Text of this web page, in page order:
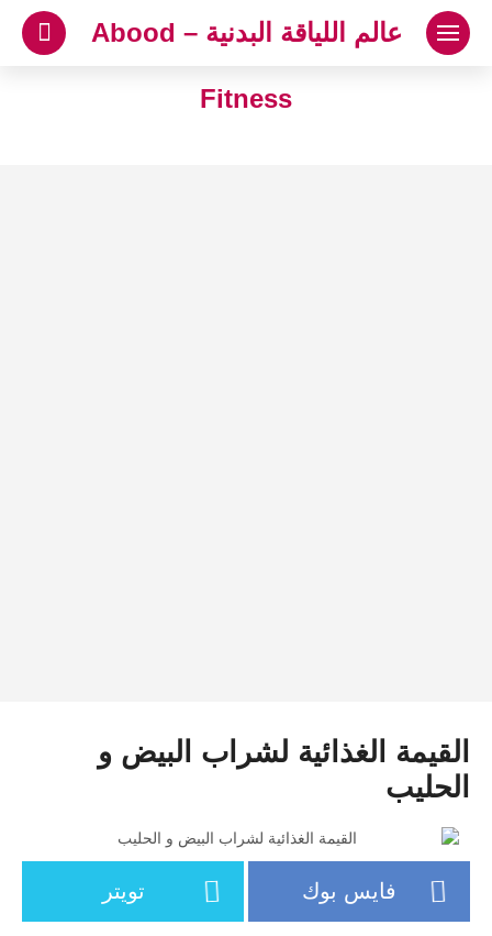
التجاوز
المحتوى
عالم اللياقة البدنية – Abood
Fitness
القيمة الغذائية لشراب البيض و
الحليب
فايس بوك تويتر